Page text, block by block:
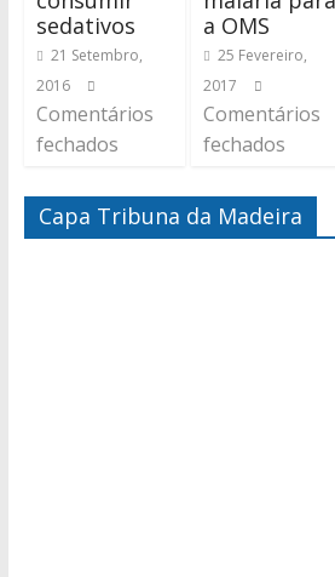
sedativos
21 Setembro,
2016
Comentários
fechados
a OMS
25 Fevereiro,
2017
Comentários
fechados
Capa Tribuna da Madeira